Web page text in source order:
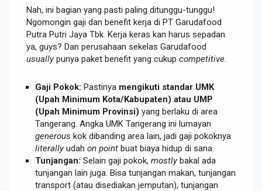
Nah, ini bagian yang pasti paling ditunggu-tunggu!
Ngomongin gaji dan benefit kerja di PT Garudafood
Putra Putri Jaya Tbk. Kerja keras kan harus sepadan
ya, guys? Dan perusahaan sekelas Garudafood
usuallypunya paket benefit yang cukup competitive
Gaji Pokok: Pastinya mengikuti standar UMK
(Upah Minimum Kota/Kabupaten) atau UMP
(Upah Minimum Provinsi) yang berlaku di area
Tangerang. Angka UMK Tangerang ini lumayan
generous kok dibanding area lain, jadi gaji pokoknya
literallyudah on point buat biaya hidup di sana.
Tunjangan: Selain gaji pokok, mostlybakal ada
tunjangan lain juga. Bisa tunjangan makan, tunjangan
transport (atau disediakan jemputan), tunjangan